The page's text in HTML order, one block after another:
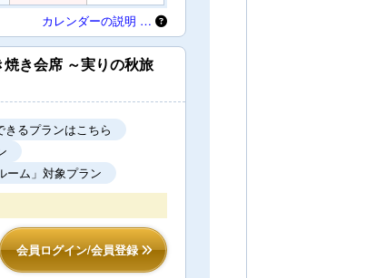
カレンダーの説明 …
き会席 ～実りの秋旅
るプランはこちら
ーム」対象プラン
会員ログイン/会員登録